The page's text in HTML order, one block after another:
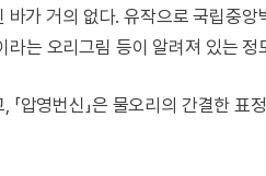
가 거의 없다. 유작으로 국립중앙
는 오리그림 등이 알려져 있는 정
압영번신」은 물오리의 간결한 표